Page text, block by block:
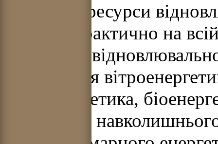
В Україні ресурси
існують практично на
складових
відносяться
гідроенергетика,
енергетика